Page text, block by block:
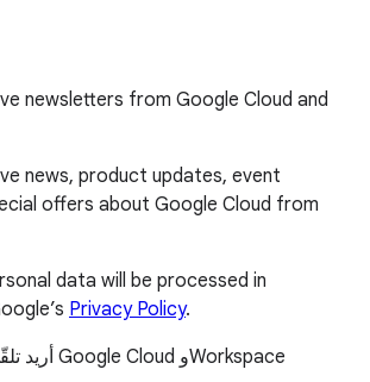
newsletters from Google Cloud and
news, product updates, event
offers about Google Cloud from
data will be processed in
Privacy Policy.
أريد تلقّي نشرات إخبارية من Google Cloud وWorkspace